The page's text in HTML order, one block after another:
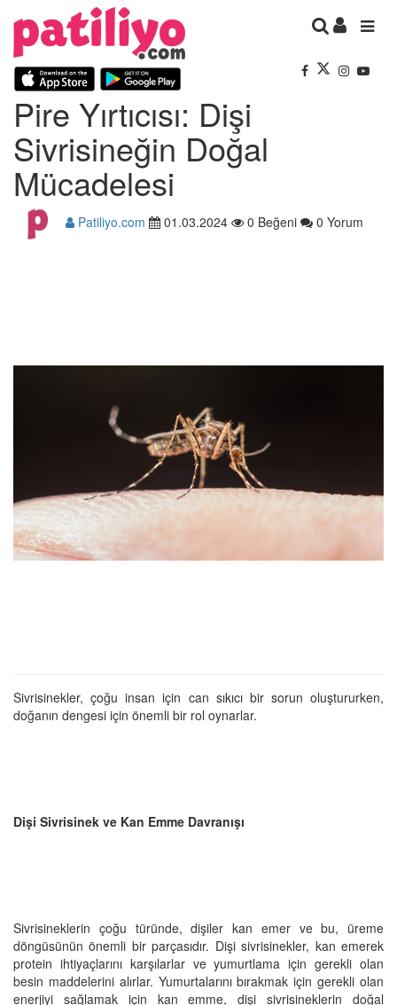
Pire Yırtıcısı: Dişi
Sivrisineğin Doğal
Mücadelesi
Patiliyo.com 01.03.2024 0 Beğeni 0 Yorum
Sivrisinekler, çoğu insan için can sıkıcı bir sorun oluştururken,
doğanın dengesi için önemli bir rol oynarlar.
Dişi Sivrisinek ve Kan Emme Davranışı
Sivrisineklerin çoğu türünde, dişiler kan emer ve bu, üreme
döngüsünün önemli bir parçasıdır. Dişi sivrisinekler, kan emerek
protein ihtiyaçlarını karşılarlar ve yumurtlama için gerekli olan
besin maddelerini alırlar. Yumurtalarını bırakmak için gerekli olan
enerjiyi sağlamak için kan emme, dişi sivrisineklerin doğal